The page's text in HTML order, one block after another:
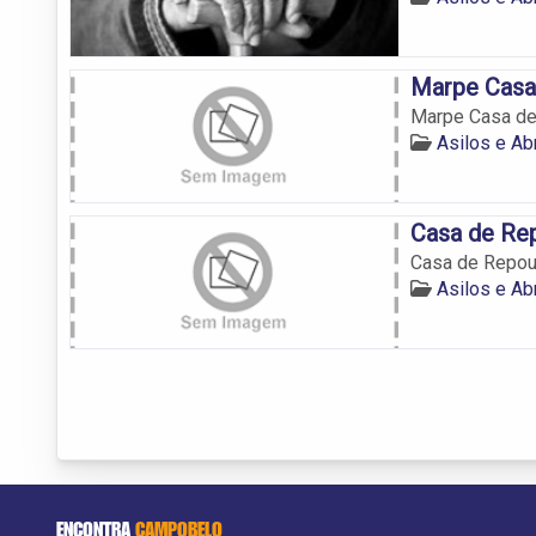
Marpe
Marpe Casa
Asilos e
Casa de
Casa de
Asilos e
ENCONTRACAMPOBELO